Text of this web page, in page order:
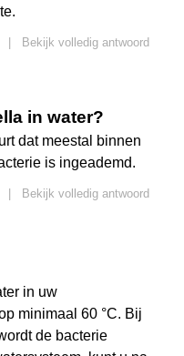
Bekijk volledig antwoord
in water?
dat meestal binnen
is ingeademd.
Bekijk volledig antwoord
in uw
minimaal 60 °C. Bij
de bacterie